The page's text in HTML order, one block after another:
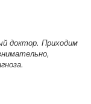
доктор. Приходим